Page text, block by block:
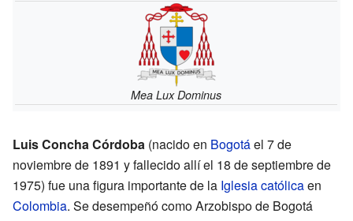
Mea Lux Dominus
Luis Concha Córdoba (nacido en Bogotáel 7 de
noviembre de 1891 y fallecido allí el 18 de septiembre de
1975) fue una figura importante de la Iglesia católicaen
Colombia. Se desempeñó como Arzobispo de Bogotá